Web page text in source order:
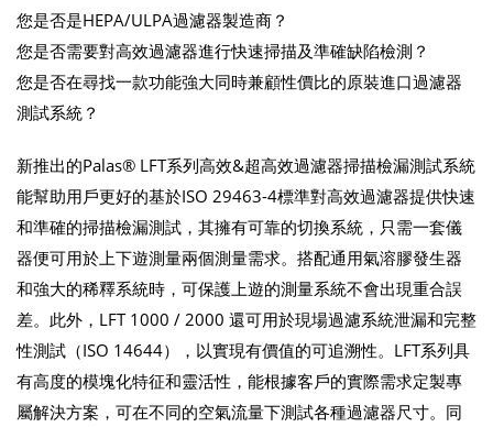
您是否是HEPA/ULPA過濾器製造商？
您是否需要對高效過濾器進行快速掃描及準確缺陷檢測？
您是否在尋找一款功能強大同時兼顧性價比的原裝進口過濾器
測試系統？
新推出的Palas® LFT系列高效&超高效過濾器掃描檢漏測試系統
能幫助用戶更好的基於ISO 29463-4標準對高效過濾器提供快速
和準確的掃描檢漏測試，其擁有可靠的切換系統，只需一套儀
器便可用於上下遊測量兩個測量需求。搭配通用氣溶膠發生器
和強大的稀釋系統時，可保護上遊的測量系統不會出現重合誤
差。此外，LFT 1000 / 2000 還可用於現場過濾系統泄漏和完整
性測試（ISO 14644），以實現有價值的可追溯性。LFT系列具
有高度的模塊化特征和靈活性，能根據客戶的實際需求定製專
屬解決方案，可在不同的空氣流量下測試各種過濾器尺寸。同